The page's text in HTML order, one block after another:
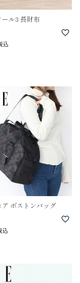
ル3 長財布
込
ボストンバッグ
込